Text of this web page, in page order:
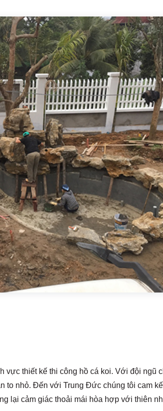
vực thiết kế thi công hồ cá koi. Với đội ngũ
to nhỏ. Đến với Trung Đức chúng tôi cam
lại cảm giác thoải mái hòa hợp với thiên